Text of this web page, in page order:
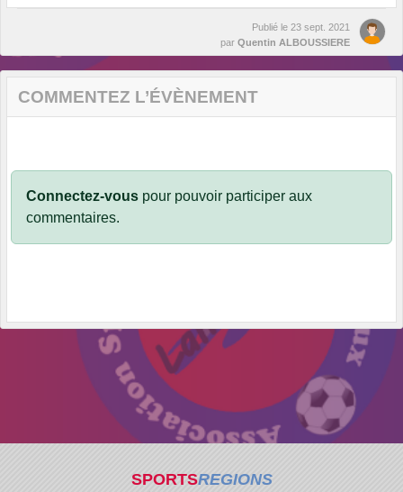
Publié le 23 sept. 2021
par Quentin ALBOUSSIERE
COMMENTEZ L’ÉVÈNEMENT
Connectez-vous pour pouvoir participer aux
commentaires.
SPORTSREGIONS